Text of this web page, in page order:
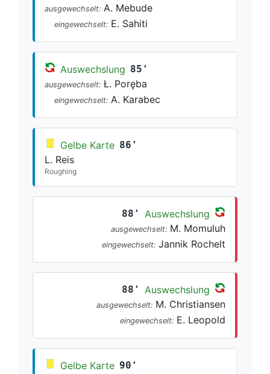
ausgewechselt: A. Mebude
eingewechselt: E. Sahiti
Auswechslung 85'
ausgewechselt: Ł. Poręba
eingewechselt: A. Karabec
Gelbe Karte 86'
L. Reis
Roughing
88' Auswechslung
ausgewechselt: M. Momuluh
eingewechselt: Jannik Rochelt
88' Auswechslung
ausgewechselt: M. Christiansen
eingewechselt: E. Leopold
Gelbe Karte 90'